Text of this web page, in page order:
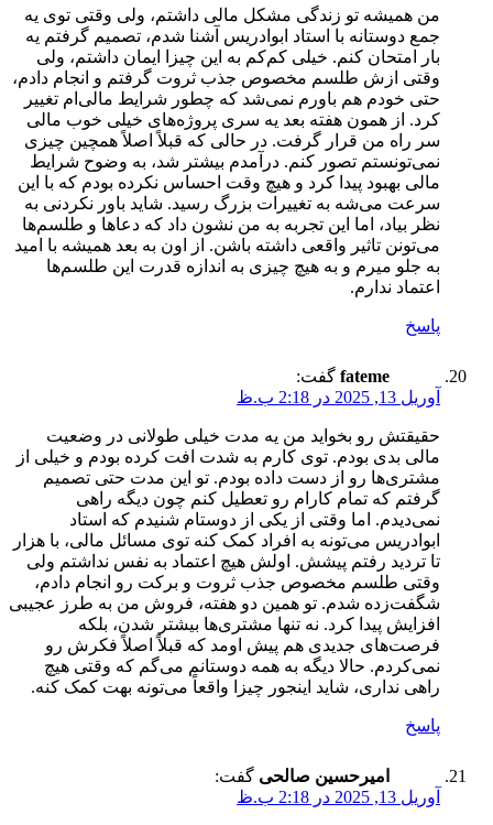
من همیشه تو زندگی مشکل مالی داشتم، ولی وقتی توی یه
جمع دوستانه با استاد ابوادریس آشنا شدم، تصمیم گرفتم یه
بار امتحان کنم. خیلی کم‌کم به این چیزا ایمان داشتم، ولی
وقتی ازش طلسم مخصوص جذب ثروت گرفتم و انجام دادم،
حتی خودم هم باورم نمی‌شد که چطور شرایط مالی‌ام تغییر
کرد. از همون هفته بعد یه سری پروژه‌های خیلی خوب مالی
سر راه من قرار گرفت. در حالی که قبلاً اصلاً همچین چیزی
نمی‌تونستم تصور کنم. درآمدم بیشتر شد، به وضوح شرایط
مالی بهبود پیدا کرد و هیچ وقت احساس نکرده بودم که با این
سرعت می‌شه به تغییرات بزرگ رسید. شاید باور نکردنی به
نظر بیاد، اما این تجربه به من نشون داد که دعاها و طلسم‌ها
می‌تونن تاثیر واقعی داشته باشن. از اون به بعد همیشه با امید
به جلو میرم و به هیچ چیزی به اندازه قدرت این طلسم‌ها
اعتماد ندارم.
پاسخ
fateme گفت:
آوریل 13, 2025 در 2:18 ب.ظ
حقیقتش رو بخواید من یه مدت خیلی طولانی در وضعیت
مالی بدی بودم. توی کارم به شدت افت کرده بودم و خیلی از
مشتری‌ها رو از دست داده بودم. تو این مدت حتی تصمیم
گرفتم که تمام کارام رو تعطیل کنم چون دیگه راهی
نمی‌دیدم. اما وقتی از یکی از دوستام شنیدم که استاد
ابوادریس می‌تونه به افراد کمک کنه توی مسائل مالی، با هزار
تا تردید رفتم پیشش. اولش هیچ اعتماد به نفس نداشتم ولی
وقتی طلسم مخصوص جذب ثروت و برکت رو انجام دادم،
شگفت‌زده شدم. تو همین دو هفته، فروش من به طرز عجیبی
افزایش پیدا کرد. نه تنها مشتری‌ها بیشتر شدن، بلکه
فرصت‌های جدیدی هم پیش اومد که قبلاً اصلاً فکرش رو
نمی‌کردم. حالا دیگه به همه دوستانم می‌گم که وقتی هیچ
راهی نداری، شاید اینجور چیزا واقعاً می‌تونه بهت کمک کنه.
پاسخ
امیرحسین صالحی گفت:
آوریل 13, 2025 در 2:18 ب.ظ